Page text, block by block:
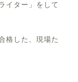
イター」をして
格した、現場た